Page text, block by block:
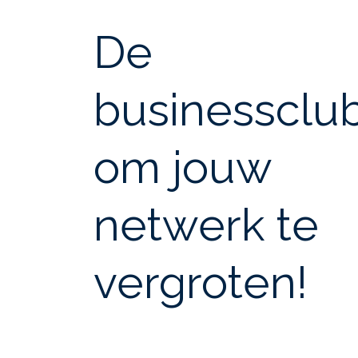
De
om jouw
netwerk te
vergroten!